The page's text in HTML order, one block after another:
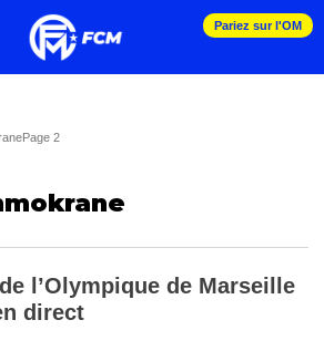
Pariez sur l'OM
Page 2
l’Olympique de Marseille
direct